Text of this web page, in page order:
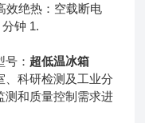
效绝热：空载断电
钟 1.
号： 超低温冰箱
、科研检测及工业分
测和质量控制需求进